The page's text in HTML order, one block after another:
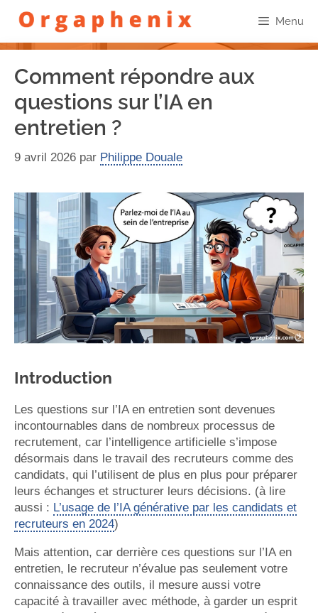
Menu
Comment répondre aux
questions sur l’IA en
entretien ?
9 avril 2026 par Philippe Douale
Introduction
Les questions sur l’IA en entretien sont devenues
incontournables dans de nombreux processus de
recrutement, car l’intelligence artificielle s’impose
désormais dans le travail des recruteurs comme des
candidats, qui l’utilisent de plus en plus pour préparer
leurs échanges et structurer leurs décisions. (à lire
aussi : L’usage de l’IA générative par les candidats et
recruteurs en 2024)
Mais attention, car derrière ces questions sur l’IA en
entretien, le recruteur n’évalue pas seulement votre
connaissance des outils, il mesure aussi votre
capacité à travailler avec méthode, à garder un esprit